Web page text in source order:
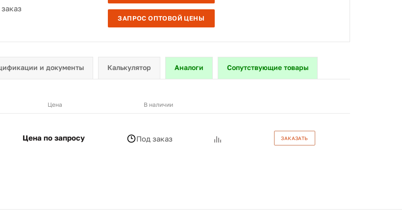
ЗАПРОС ОПТОВОЙ ЦЕНЫ
и документы Калькулятор Аналоги Сопутствующие товары
Цена В наличии
Цена по запросу Под заказ ЗАКАЗАТЬ